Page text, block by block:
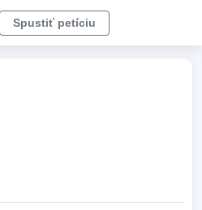
Spustiť petíciu